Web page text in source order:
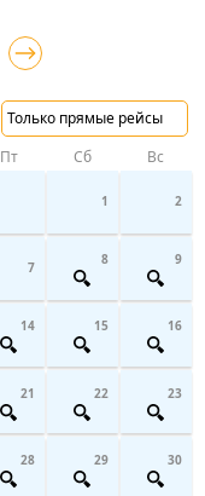
Только прямые рейсы
Пт Сб Вс
1 2
7 8 9
14 15 16
21 22 23
28 29 30